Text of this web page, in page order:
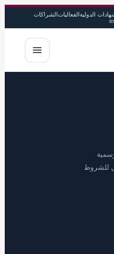
الدوليةالفعالياتالشراكات
للشروط